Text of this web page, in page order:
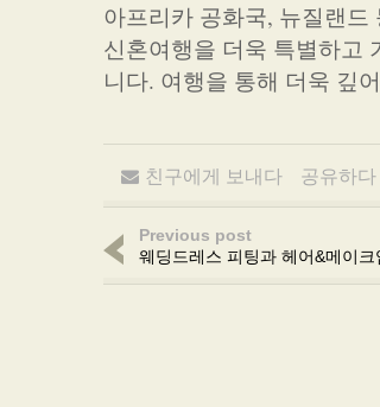
아프리카 공화국, 뉴질랜
신혼여행을 더욱 특별하고
니다. 여행을 통해 더욱 깊
친구에게 보내다 공유하다
Previous post
웨딩드레스 피팅과 헤어&메이